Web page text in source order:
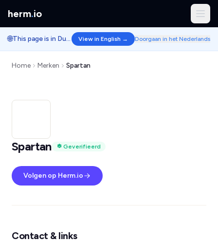
herm.io
🌐 This page is in Dutch. View in English → Doorgaan in het Nederlands
Home Merken Spartan
Spartan Geverifieerd
Volgen op Herm.io
Contact & links